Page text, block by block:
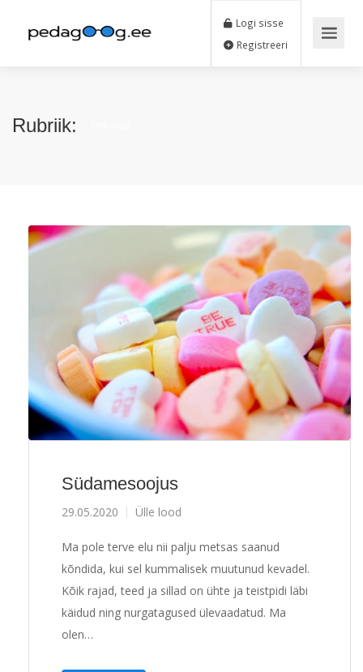
Logi sisse
Registreeri
Rubriik:
Südamesoojus
29.05.2020 Ülle lood
Ma pole terve elu nii palju metsas saanud
kõndida, kui sel kummalisek muutunud kevadel.
Kõik rajad, teed ja sillad on ühte ja teistpidi läbi
käidud ning nurgatagused ülevaadatud. Ma
olen…